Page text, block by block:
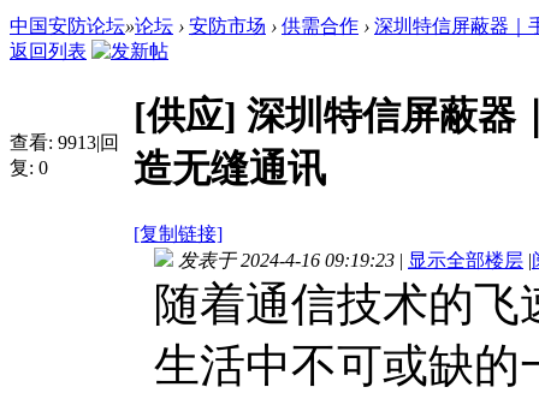
中国安防论坛»论坛 › 安防市场 › 供需合作 › 深圳特信屏蔽器｜
返回列表
查看: 9913|回
复: 0
[供应] 深圳特信屏蔽器
造无缝通讯
[复制链接]
发表于 2024-4-16 09:19:23 | 显示全部楼层 |
随着通信技术的
生活中不可或缺的